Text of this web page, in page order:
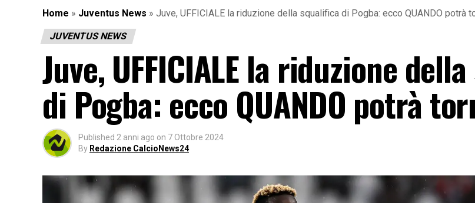
Home » Juventus News » Juve, UFFICIALE la riduzione della squalifica di Pogba: ecco QUANDO potrà
JUVENTUS NEWS
Juve, UFFICIALE la riduzione
di Pogba: ecco QUANDO potrà
Published 2 anni ago on 7 Ottobre 2024
By Redazione CalcioNews24